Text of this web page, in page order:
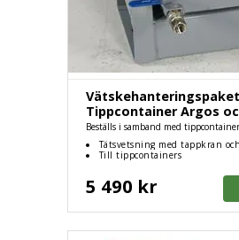
Tippcontainer Argos
Beställs i samband med
Tätsvetsning med tappkran
Till tippcontainers
5 490 kr